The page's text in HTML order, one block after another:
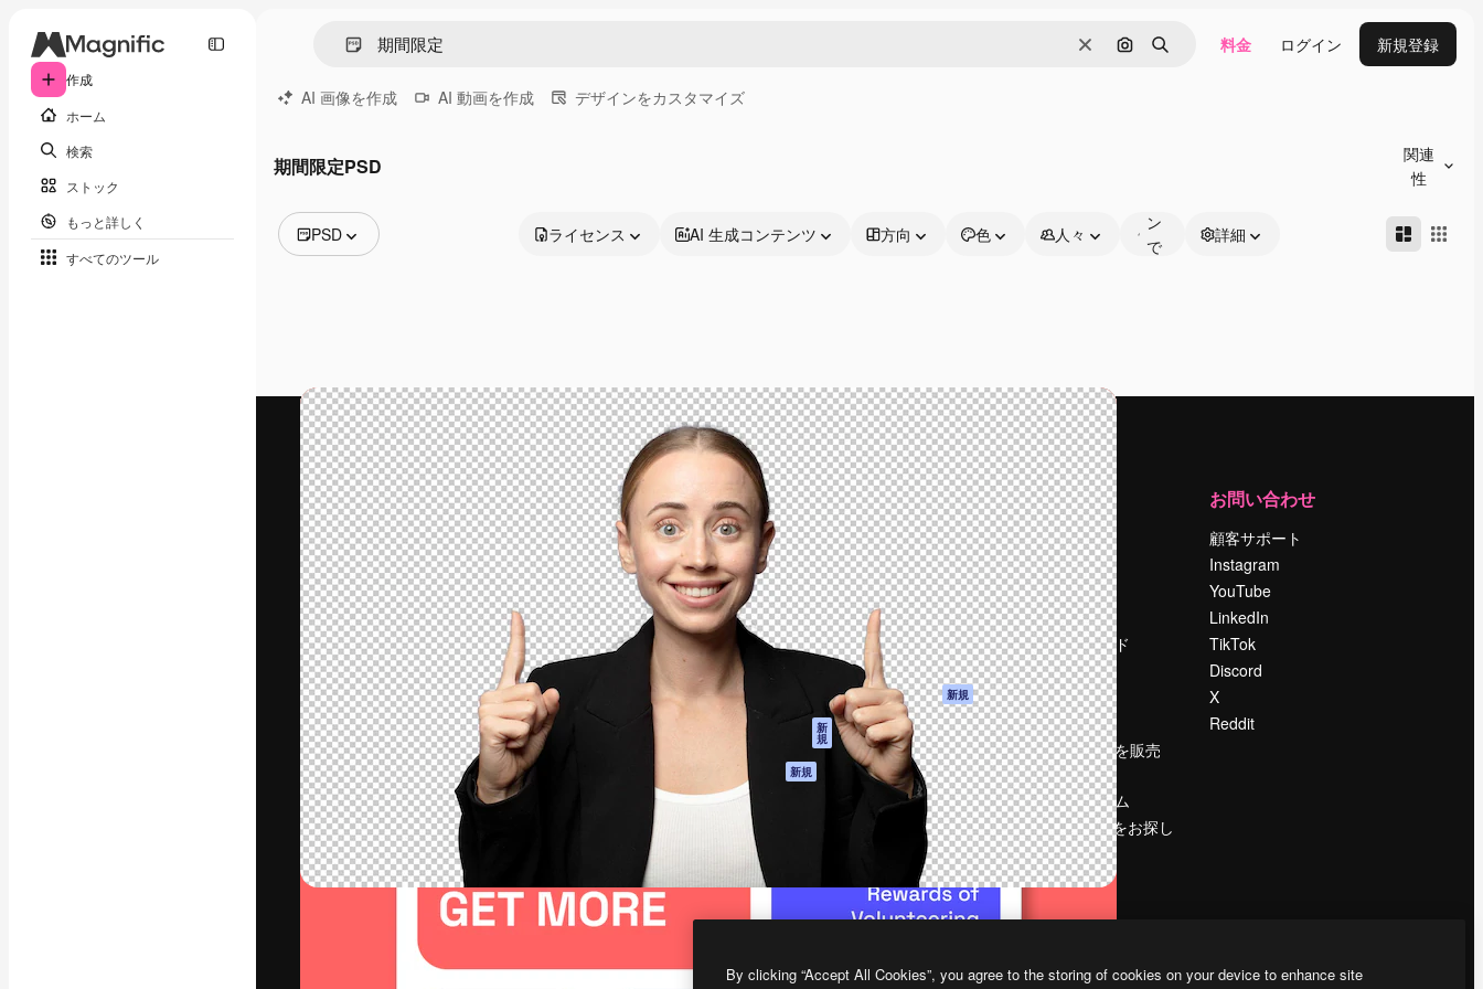
作成
ホーム
検索
ストック
もっと詳しく
すべてのツール
消去 画像で検索
検索 料金 ログイン 新規登録
AI 画像を作成 AI 動画を作成 デザインをカスタマイズ
期間限定PSD
関連
性
PSD
動画
映像素材
モーショングラフィックス
動画テンプレート
アイコン
3D モデル
フォント
ライセンス AI 生成コンテンツ 方向 色 人々
ン
で
詳細
最高のクリエイティブ制作を導くためのプラ
ットフォーム。クリエイター、企業、代理
店、スタジオを含む100万人以上が利用して
います。
日本語
製品
Spaces
AI アシスタント
AI 画像生成ツール
AI 動画生成ツール
AI 音声合成ツール
ストックコンテン
ツ
Claude/ChatGPT
向けMCP
新
規
エージェント 新規
API
モバイルアプリ
すべてのMagnificツ
ール
はじめに
Academy
ドキュメント
サポート
利用規約
プライバシーポリ
シー
オリジナル 新規
クッキーポリシー
トラストセンター
アフィリエイト
法人向け
運営
料金
会社概要
Reviews
採用情報
検索トレンド
ブログ
イベント
Slidesgo
コンテンツを販売
する
プレスルーム
magnific.aiをお探し
ですか？
お問い合わせ
顧客サポート
Instagram
YouTube
LinkedIn
TikTok
Discord
X
Reddit
Copyright © 2010-
By clicking “Accept All Cookies”, you agree to the storing of cookies on your device to enhance site